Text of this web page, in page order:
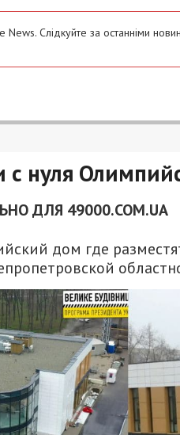
Слідкуйте за останніми
с нуля
ДЛЯ 49000.COM.UA
дом где